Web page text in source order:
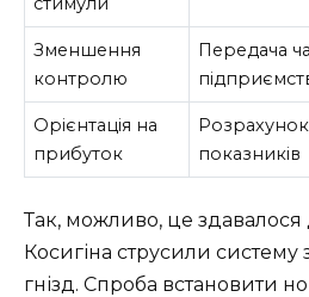
Зменшення
контролю
Передача
Орієнтація на
прибуток
показників
Так, можливо, це здавалося
Косигіна струсили систему
гнізд. Спроба встановити